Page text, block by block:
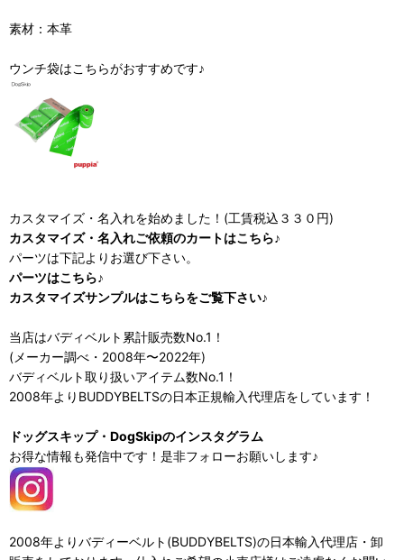
素材：本革
ウンチ袋はこちらがおすすめです♪
カスタマイズ・名入れを始めました！(工賃税込３３０円)
カスタマイズ・名入れご依頼のカートはこちら♪
パーツは下記よりお選び下さい。
パーツはこちら♪
カスタマイズサンプルはこちらをご覧下さい♪
当店はバディベルト累計販売数No.1！
(メーカー調べ・2008年〜2022年)
バディベルト取り扱いアイテム数No.1！
2008年よりBUDDYBELTSの日本正規輸入代理店をしています！
ドッグスキップ・DogSkipのインスタグラム
お得な情報も発信中です！是非フォローお願いします♪
2008年よりバディーベルト(BUDDYBELTS)の日本輸入代理店・卸